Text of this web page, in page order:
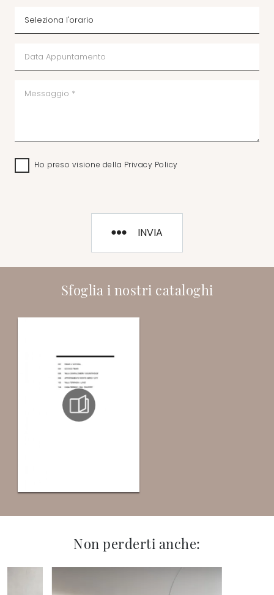
Sfoglia i nostri cataloghi
Ho preso visione della Privacy Policy
INVIA
Non perderti anche: